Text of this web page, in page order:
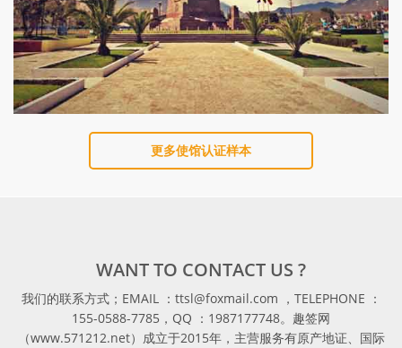
更多使馆认证样本
WANT TO CONTACT US ?
我们的联系方式；EMAIL ：ttsl@foxmail.com ，TELEPHONE ：
155-0588-7785，QQ ：1987177748。趣签网
（www.571212.net）成立于2015年，主营服务有原产地证、国际